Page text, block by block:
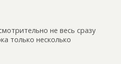
не весь сразу
только несколько